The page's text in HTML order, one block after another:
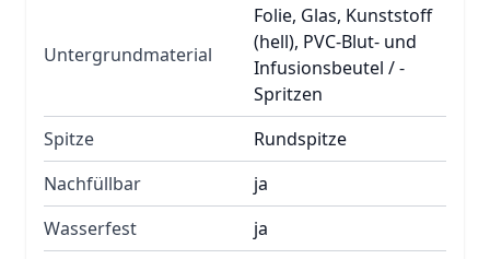
Untergrundmaterial
Folie, Glas, Kunststoff
(hell), PVC-Blut- und
Infusionsbeutel / -
Spritzen
Spitze
Rundspitze
Nachfüllbar
ja
Wasserfest
ja